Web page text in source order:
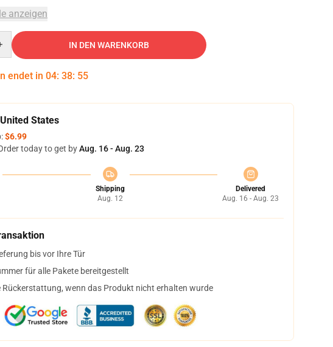
anzeigen
IN DEN WARENKORB
endet in 04: 38: 54
States
$6.99
today to get byAug. 16 - Aug. 23
Shipping
Aug. 12
Delivered
Aug. 16 - Aug. 23
bis vor Ihre Tür
für alle Pakete bereitgestellt
Rückerstattung, wenn das Produkt nicht erhalten wurde